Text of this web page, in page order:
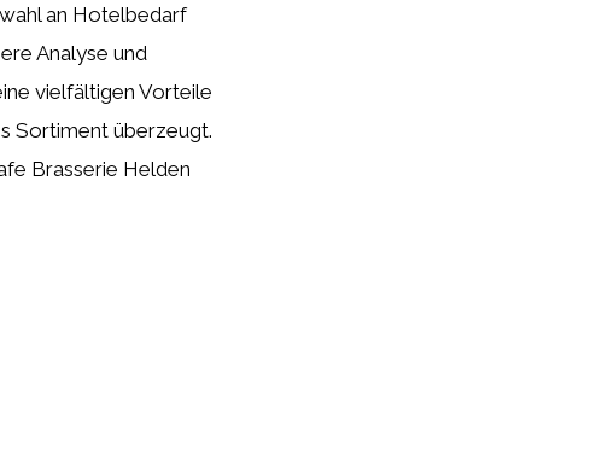
an Hotelbedarf
Analyse und
vielfältigen Vorteile
Sortiment überzeugt.
Brasserie Helden